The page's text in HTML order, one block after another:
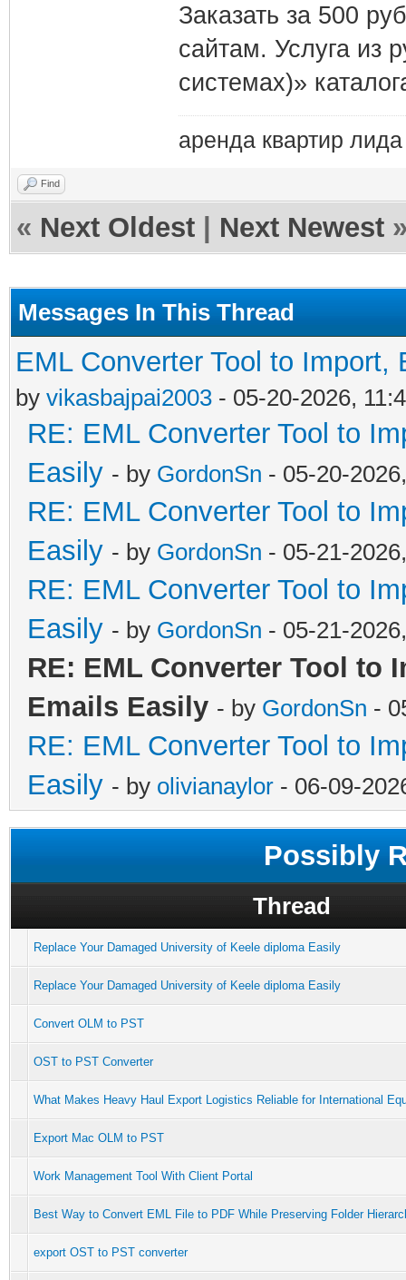
Заказать за 500
сайтам. Услуга из
системах)»
аренда квартир лида
Find
« Next Oldest Next Newest
Messages In This Thread
EML Converter Tool to
by vikasbajpai2003 - 05-20-2026,
RE: EML Converter Tool to
Easily - by GordonSn - 05-20-
RE: EML Converter Tool to
Easily - by GordonSn - 05-21-
RE: EML Converter Tool to
Easily - by GordonSn - 05-21-
RE: EML Converter Tool to
Emails Easily - by GordonSn -
RE: EML Converter Tool to
Easily - by olivianaylor - 06-09-
Possibly
Thread
Replace Your Damaged University of Keele diploma Easily
Replace Your Damaged University of Keele diploma Easily
Convert OLM to PST
OST to PST Converter
What Makes Heavy Haul Export Logistics Reliable for International
Export Mac OLM to PST
Work Management Tool With Client Portal
Best Way to Convert EML File to PDF While Preserving Folder
export OST to PST converter